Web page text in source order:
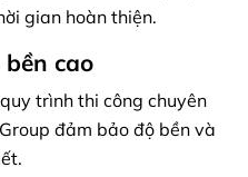
gian hoàn thiện.
cao
trình thi công chuyên
đảm bảo độ bền và